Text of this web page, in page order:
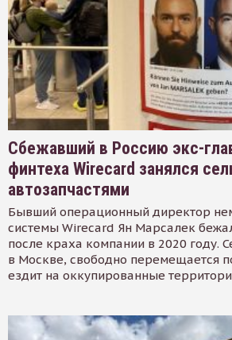
Сбежавший в Россию экс-
финтеха Wirecard занялся
автозапчастями
Бывший операционный директор
системы Wirecard Ян Марсалек
после краха компании в 2020 году.
в Москве, свободно перемещается
ездит на оккупированные